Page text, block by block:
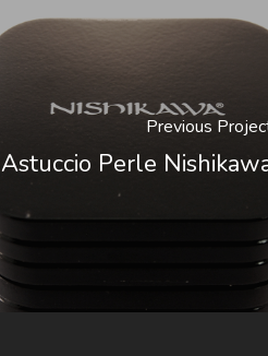
Previous
Astuccio Perle